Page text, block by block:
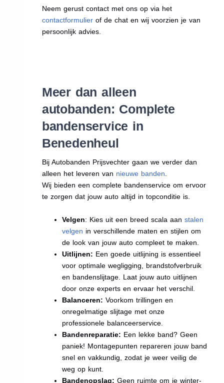
Neem gerust contact met ons op via het
contactformulierof de chat en wij voorzien je van
persoonlijk advies.
Meer dan alleen
autobanden: Complete
bandenservice in
Benedenheul
Bij Autobanden Prijsvechter gaan we verder dan
alleen het leveren van nieuwe banden.
Wij bieden een complete bandenservice om ervoor
te zorgen dat jouw auto altijd in topconditie is.
Velgen: Kies uit een breed scala aan stalen
velgen in verschillende maten en stijlen om
de look van jouw auto compleet te maken.
Uitlijnen: Een goede uitlijning is essentieel
voor optimale wegligging, brandstofverbruik
en bandenslijtage. Laat jouw auto uitlijnen
door onze experts en ervaar het verschil.
Balanceren: Voorkom trillingen en
onregelmatige slijtage met onze
professionele balanceerservice.
Bandenreparatie: Een lekke band? Geen
paniek! Montagepunten repareren jouw band
snel en vakkundig, zodat je weer veilig de
weg op kunt.
Bandenopslag: Geen ruimte om je winter-